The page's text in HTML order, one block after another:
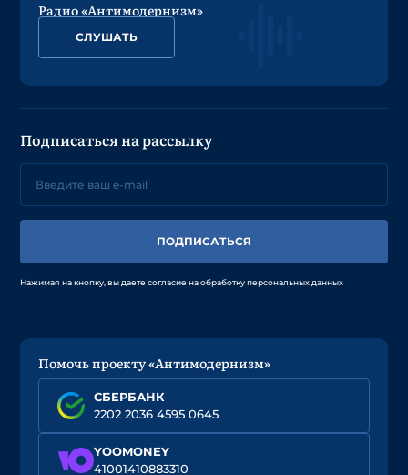
Радио «Антимодернизм»
СЛУШАТЬ
Подписаться на рассылку
ПОДПИСАТЬСЯ
Нажимая на кнопку, вы даете согласие на обработку персональных данных
Помочь проекту «Антимодернизм»
СБЕРБАНК
2202 2036 4595 0645
YOOMONEY
41001410883310